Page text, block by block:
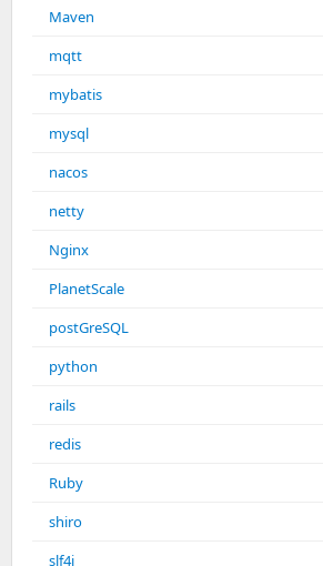
Maven
mqtt
mybatis
mysql
nacos
netty
Nginx
PlanetScale
postGreSQL
python
rails
redis
Ruby
shiro
slf4j